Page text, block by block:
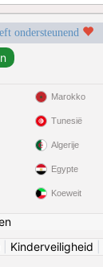
ondersteunend
Marokko
Tunesië
Algerije
Egypte
Koeweit
Kinderveiligheid